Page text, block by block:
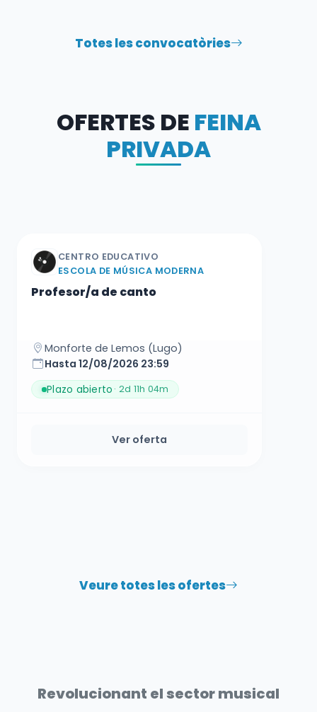
Totes les convocatòries
OFERTES DE FEINA
PRIVADA
CENTRO EDUCATIVO
ESCOLA DE MÚSICA MODERNA
Profesor/a de canto
Monforte de Lemos (Lugo)
Hasta 12/08/2026 23:59
Plazo abierto · 2d 11h 04m
Ver oferta
Veure totes les ofertes
Revolucionant el sector musical